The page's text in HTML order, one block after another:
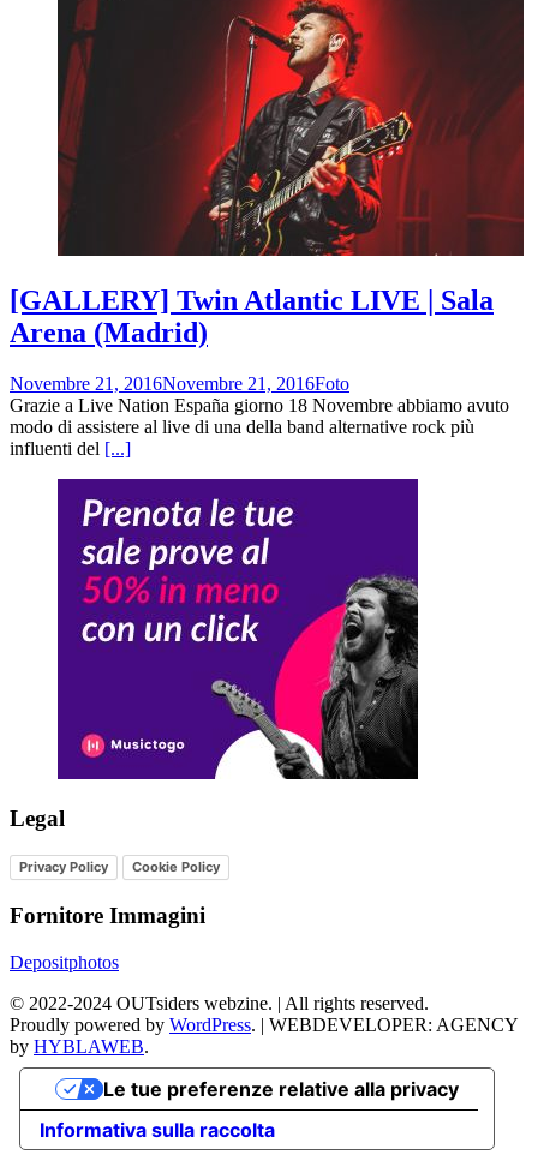
[GALLERY] Twin Atlantic LIVE | Sala
Arena (Madrid)
Novembre 21, 2016Novembre 21, 2016Foto
Grazie a Live Nation España giorno 18 Novembre abbiamo avuto
modo di assistere al live di una della band alternative rock più
influenti del [...]
Legal
Privacy Policy Cookie Policy
Fornitore Immagini
Depositphotos
© 2022-2024 OUTsiders webzine. | All rights reserved.
Proudly powered by WordPress. | WEBDEVELOPER: AGENCY
by HYBLAWEB.
Informativa sulla raccolta
Le tue preferenze relative alla privacy